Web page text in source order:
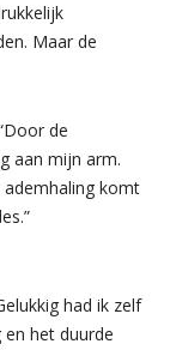
Maar de
de
aan mijn arm.
ademhaling komt
had ik zelf
het duurde